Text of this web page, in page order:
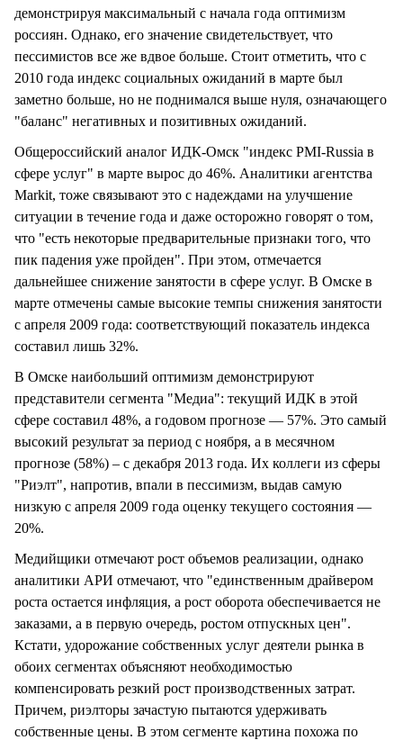
демонстрируя максимальный с начала года оптимизм
россиян. Однако, его значение свидетельствует, что
пессимистов все же вдвое больше. Стоит отметить, что с
2010 года индекс социальных ожиданий в марте был
заметно больше, но не поднимался выше нуля, означающего
"баланс" негативных и позитивных ожиданий.
Общероссийский аналог ИДК-Омск "индекс PMI-Russia в
сфере услуг" в марте вырос до 46%. Аналитики агентства
Markit, тоже связывают это с надеждами на улучшение
ситуации в течение года и даже осторожно говорят о том,
что "есть некоторые предварительные признаки того, что
пик падения уже пройден". При этом, отмечается
дальнейшее снижение занятости в сфере услуг. В Омске в
марте отмечены самые высокие темпы снижения занятости
с апреля 2009 года: соответствующий показатель индекса
составил лишь 32%.
В Омске наибольший оптимизм демонстрируют
представители сегмента "Медиа": текущий ИДК в этой
сфере составил 48%, а годовом прогнозе — 57%. Это самый
высокий результат за период с ноября, а в месячном
прогнозе (58%) – с декабря 2013 года. Их коллеги из сферы
"Риэлт", напротив, впали в пессимизм, выдав самую
низкую с апреля 2009 года оценку текущего состояния —
20%.
Медийщики отмечают рост объемов реализации, однако
аналитики АРИ отмечают, что "единственным драйвером
роста остается инфляция, а рост оборота обеспечивается не
заказами, а в первую очередь, ростом отпускных цен".
Кстати, удорожание собственных услуг деятели рынка в
обоих сегментах объясняют необходимостью
компенсировать резкий рост производственных затрат.
Причем, риэлторы зачастую пытаются удерживать
собственные цены. В этом сегменте картина похожа по